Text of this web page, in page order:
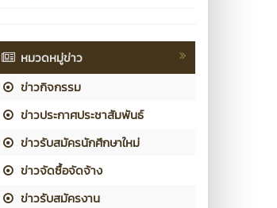
หมวดหมู่ข่าว
ข่าวกิจกรรม
ข่าวประกาศประชาสัมพันธ์
ข่าวรับสมัครนักศึกษาใหม่
ข่าวจัดซื้อจัดจ้าง
ข่าวรับสมัครงาน